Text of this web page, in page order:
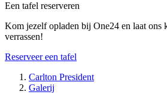
Een tafel reserveren
Kom jezelf opladen bij One24 en laat ons
verrassen!
Reserveer een tafel
Carlton President
Galerij